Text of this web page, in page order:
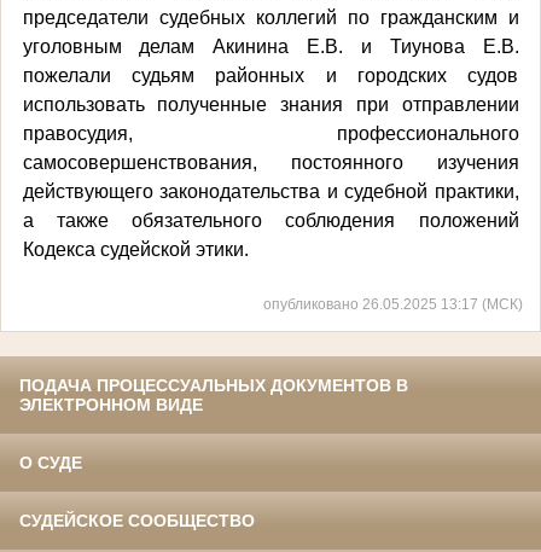
председатели судебных коллегий по гражданским и
уголовным делам Акинина Е.В. и Тиунова Е.В.
пожелали судьям районных и городских судов
использовать полученные знания при отправлении
правосудия, профессионального
самосовершенствования, постоянного изучения
действующего законодательства и судебной практики,
а также обязательного соблюдения положений
Кодекса судейской этики.
опубликовано 26.05.2025 13:17 (МСК)
ПОДАЧА ПРОЦЕССУАЛЬНЫХ ДОКУМЕНТОВ В
ЭЛЕКТРОННОМ ВИДЕ
О СУДЕ
СУДЕЙСКОЕ СООБЩЕСТВО